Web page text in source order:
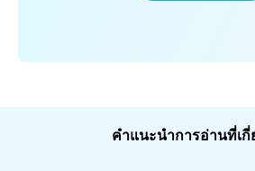
คำแนะนำการอ่านที่เกี่